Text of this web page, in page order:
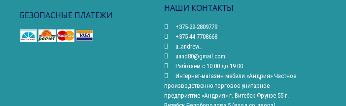
БЕЗОПАСНЫЕ ПЛАТЕЖИ
НАШИ КОНТАКТЫ
+375-29-2809779
+375-44-7708668
u_andrew_
uand80@gmail.com
Работаем с 10:00 до 19:00
Интернет-магазин мебели «Андрия» Частное
производственно-торговое унитарное
предприятие «Андрия» г. Витебск Фрунзе 55 г.